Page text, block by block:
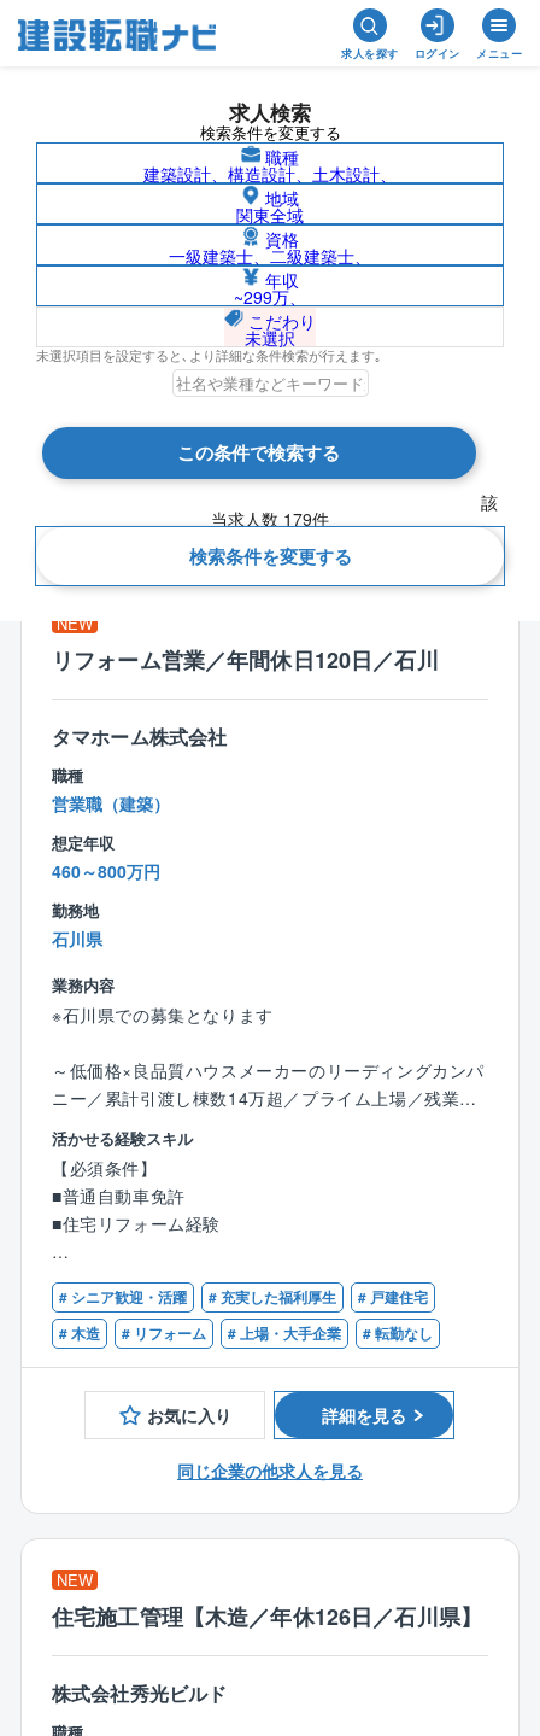
求人を探す ログイン メニュー
求人検索
検索条件を変更する
職種
建築設計、構造設計、土木設計、
地域
関東全域
資格
一級建築士、二級建築士、
年収
~299万、
こだわり
未選択
未選択項目を設定すると､より詳細な条件検索が行えます｡
この条件で検索する
該
当求人数 179件
検索条件を変更する
石川県の求人検索結果一覧
検索結果 179 件
現在の検索条件
NEW
リフォーム営業／年間休日120日／石川
タマホーム株式会社
職種
営業職（建築）
想定年収
460～800万円
勤務地
石川県
業務内容
※石川県での募集となります
～低価格×良品質ハウスメーカーのリーディングカンパ
ニー／累計引渡し棟数14万超／プライム上場／残業月1
0～20h程度／充実の福利厚生◎／年休120日～
■業務詳細：
メンテナンス、リフォーム工事等のご提案を行うお仕
事です。
同社で建築されたお施主様に対して、住宅を長持ちさ
せる工事やリフォーム工事のご提案（保証の充実化、
増改築、省エネ住宅化のご提案）を行います。
同社では住宅引き渡し10年後、保証延長を行うかどう
かの確認を行っており、延長される場合は白蟻駆除の
薬をまいたり、外壁のやり替え工事（サイリング）等
を行います。
リフォーム営業職はこの際に、保証延長をいただき、
最適な補償工事をご提案する営業となります。
■業務詳細：
基本タマホーム株式会社で住宅を購入された方へのア
プローチとなりますので、すべて既存のお客様となり
基本的に関係性が良い方が多いです。
電話/メール等で問い合わせがあったお客様へのリフォ
ーム工事のご提案となり、一部、店舗へ新規来場した
お客様を対応する場合もあります。
活かせる経験スキル
【必須条件】
■普通自動車免許
■住宅リフォーム経験
【歓迎条件】
■１級建築施工管理技士または一級建築士の資格をお持
ちの方
■２級建築施工管理技士や、二級建築士の資格をお持ち
の方
# シニア歓迎・活躍 # 充実した福利厚生
# 戸建住宅
# 木造
# リフォーム # 上場・大手企業 # 転勤なし
お気に入り 詳細を見る
同じ企業の他求人を見る
NEW
住宅施工管理【木造／年休126日／石川県】
株式会社秀光ビルド